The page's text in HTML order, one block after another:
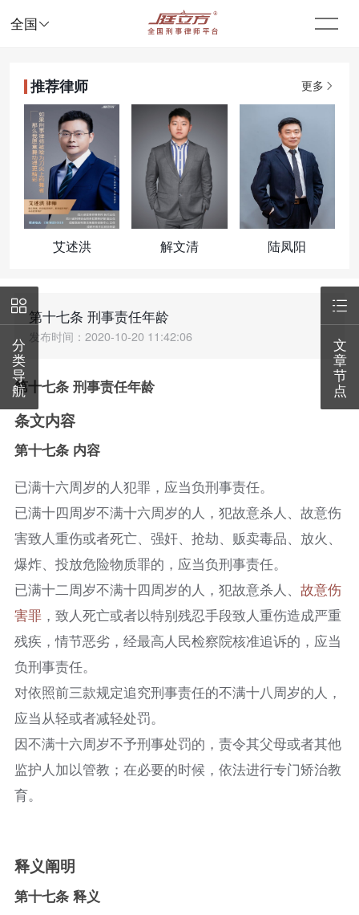
全国 
推荐律师 更多
艾述洪 解文清 陆凤阳
第十七条 刑事责任年龄
发布时间：2020-10-20 11:42:06
第十七条 刑事责任年龄
条文内容
第十七条 内容
已满十六周岁的人犯罪，应当负刑事责任。
已满十四周岁不满十六周岁的人，犯故意杀人、故意伤
害致人重伤或者死亡、强奸、抢劫、贩卖毒品、放火、
爆炸、投放危险物质罪的，应当负刑事责任。
已满十二周岁不满十四周岁的人，犯故意杀人、 故意伤
害罪，致人死亡或者以特别残忍手段致人重伤造成严重
残疾，情节恶劣，经最高人民检察院核准追诉的，应当
负刑事责任。
对依照前三款规定追究刑事责任的不满十八周岁的人，
应当从轻或者减轻处罚。
因不满十六周岁不予刑事处罚的，责令其父母或者其他
监护人加以管教；在必要的时候，依法进行专门矫治教
育。
释义阐明
第十七条 释义

分
类
导
航

文
章
节
点